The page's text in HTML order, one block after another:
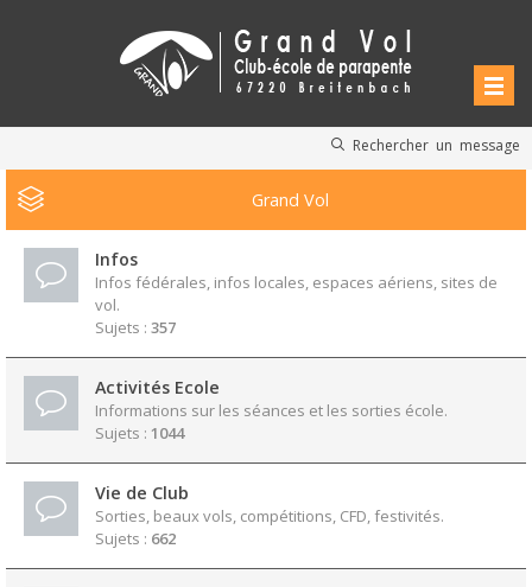
Rechercher un message
Grand Vol
Infos
Infos fédérales, infos locales, espaces aériens, sites de
vol.
Sujets : 357
Activités Ecole
Informations sur les séances et les sorties école.
Sujets : 1044
Vie de Club
Sorties, beaux vols, compétitions, CFD, festivités.
Sujets : 662